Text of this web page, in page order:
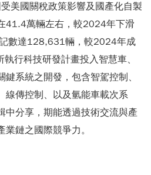
美國關稅政策影響及國產化自製
41.4萬輛左右，較2024年下滑
數達128,631輛，較2024年成
行科技研發計畫投入智慧車、
系統之開發，包含智駕控制、
線傳控制、以及氫能車載次系
中分享，期能透過技術交流與產
鏈之國際競爭力。